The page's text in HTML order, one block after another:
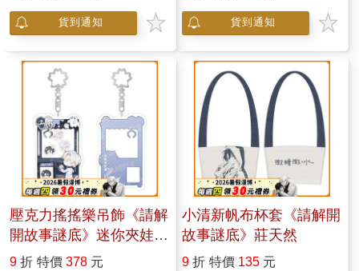
貨到通知 貨到通知
壓克力搖搖樂吊飾《請解
開故事謎底》迷你夾娃娃
機
9 折 特價 378 元
小清新帆布杯套《請解開
故事謎底》莊天然
9 折 特價 135 元